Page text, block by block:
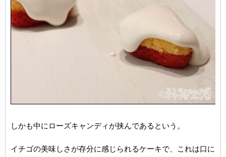
しかも中にローズキャンディが挟んであるという。
イチゴの美味しさが存分に感じられるケーキで、これは口に